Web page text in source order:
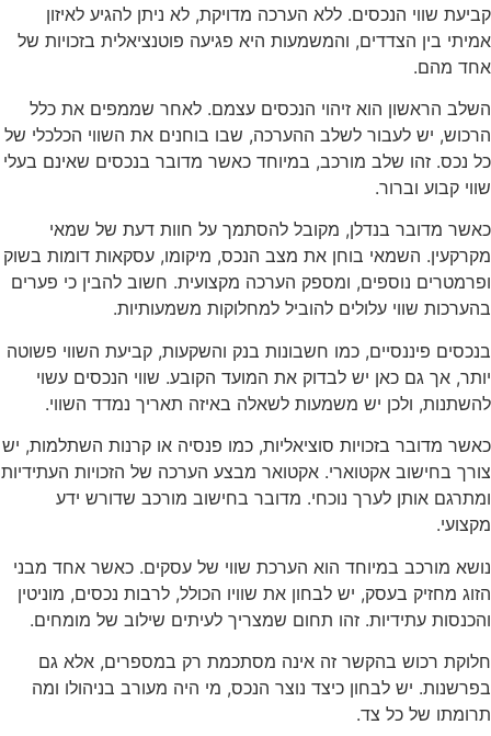
קביעת שווי הנכסים. ללא הערכה מדויקת, לא ניתן להגיע לאיזון
אמיתי בין הצדדים, והמשמעות היא פגיעה פוטנציאלית בזכויות של
אחד מהם.
השלב הראשון הוא זיהוי הנכסים עצמם. לאחר שממפים את כלל
הרכוש, יש לעבור לשלב ההערכה, שבו בוחנים את השווי הכלכלי של
כל נכס. זהו שלב מורכב, במיוחד כאשר מדובר בנכסים שאינם בעלי
שווי קבוע וברור.
כאשר מדובר בנדלן, מקובל להסתמך על חוות דעת של שמאי
מקרקעין. השמאי בוחן את מצב הנכס, מיקומו, עסקאות דומות בשוק
ופרמטרים נוספים, ומספק הערכה מקצועית. חשוב להבין כי פערים
בהערכות שווי עלולים להוביל למחלוקות משמעותיות.
בנכסים פיננסיים, כמו חשבונות בנק והשקעות, קביעת השווי פשוטה
יותר, אך גם כאן יש לבדוק את המועד הקובע. שווי הנכסים עשוי
להשתנות, ולכן יש משמעות לשאלה באיזה תאריך נמדד השווי.
כאשר מדובר בזכויות סוציאליות, כמו פנסיה או קרנות השתלמות, יש
צורך בחישוב אקטוארי. אקטואר מבצע הערכה של הזכויות העתידיות
ומתרגם אותן לערך נוכחי. מדובר בחישוב מורכב שדורש ידע
מקצועי.
נושא מורכב במיוחד הוא הערכת שווי של עסקים. כאשר אחד מבני
הזוג מחזיק בעסק, יש לבחון את שוויו הכולל, לרבות נכסים, מוניטין
והכנסות עתידיות. זהו תחום שמצריך לעיתים שילוב של מומחים.
חלוקת רכוש בהקשר זה אינה מסתכמת רק במספרים, אלא גם
בפרשנות. יש לבחון כיצד נוצר הנכס, מי היה מעורב בניהולו ומה
תרומתו של כל צד.